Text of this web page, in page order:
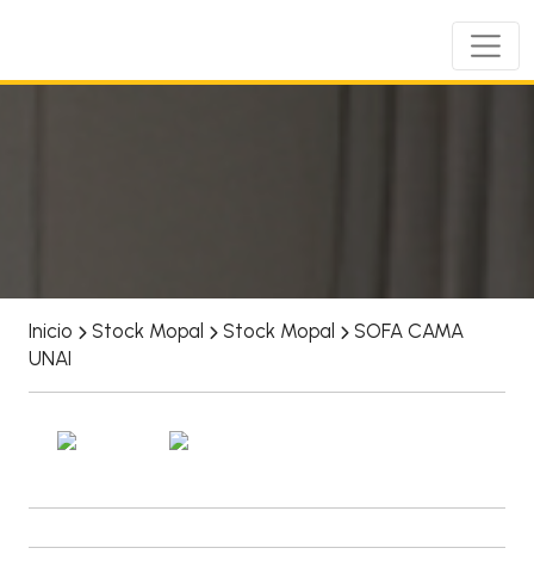
Inicio Stock Mopal Stock Mopal
SOFA CAMA
UNAI